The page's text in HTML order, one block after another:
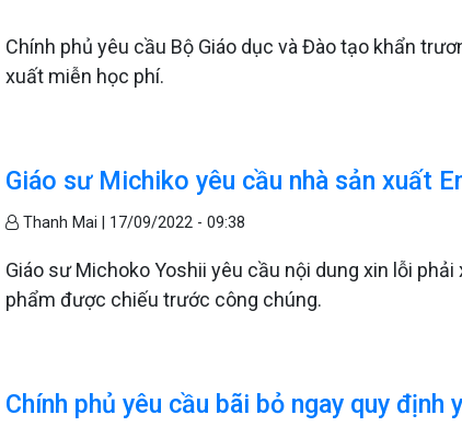
Chính phủ yêu cầu Bộ Giáo dục và Đào tạo khẩn
xuất miễn học phí.
Giáo sư Michiko yêu cầu nhà sản xuất
Thanh Mai | 17/09/2022 - 09:38
Giáo sư Michoko Yoshii yêu cầu nội dung xin lỗi
phẩm được chiếu trước công chúng.
Chính phủ yêu cầu bãi bỏ ngay quy